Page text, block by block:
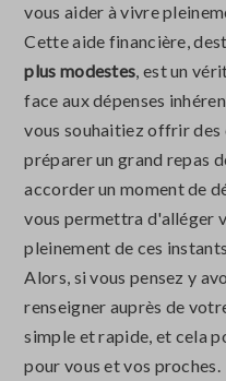
vous aider à vivre
Cette aide financière,
plus modestes, est un
face aux dépenses
vous souhaitiez offrir des
préparer un grand repas
accorder un moment de
vous permettra d'alléger
pleinement de ces
Alors, si vous pensez y
renseigner auprès de
simple et rapide, et cela
pour vous et vos proches.